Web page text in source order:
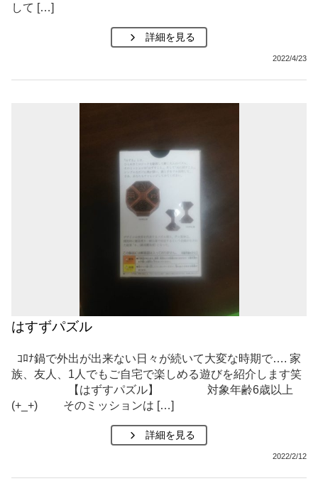
して […]
詳細を見る
2022/4/23
はすずパズル
ｺﾛﾅ鍋で外出が出来ない日々が続いて大変な時期で…. 家
族、友人、1人でもご自宅で楽しめる遊びを紹介します笑
【はずすパズル】 対象年齢6歳以上
(+_+) そのミッションは […]
詳細を見る
2022/2/12